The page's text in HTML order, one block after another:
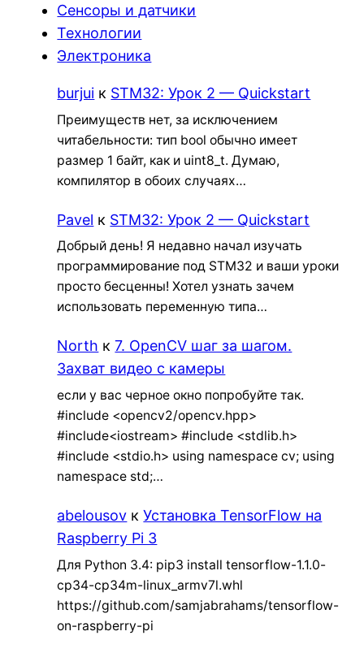
Сенсоры и датчики
Технологии
Электроника
burjui к STM32: Урок 2 — Quickstart
Преимуществ нет, за исключением
читабельности: тип bool обычно имеет
размер 1 байт, как и uint8_t. Думаю,
компилятор в обоих случаях…
Pavel к STM32: Урок 2 — Quickstart
Добрый день! Я недавно начал изучать
программирование под STM32 и ваши уроки
просто бесценны! Хотел узнать зачем
использовать переменную типа…
North к7. OpenCV шаг за шагом.
Захват видео с камеры
если у вас черное окно попробуйте так.
#include <opencv2/opencv.hpp>
#include<iostream> #include <stdlib.h>
#include <stdio.h> using namespace cv; using
namespace std;…
abelousov кУстановка TensorFlow на
Raspberry Pi 3
Для Python 3.4: pip3 install tensorflow-1.1.0-
cp34-cp34m-linux_armv7l.whl
https://github.com/samjabrahams/tensorflow-
on-raspberry-pi